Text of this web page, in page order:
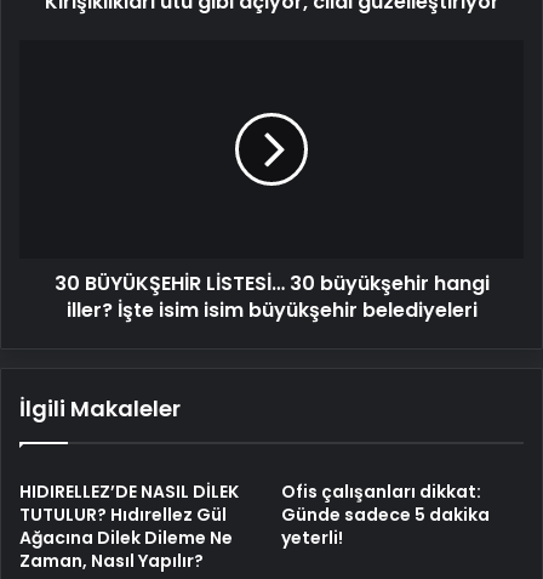
büyükşehir
30 BÜYÜKŞEHİR LİSTESİ… 30 büyükşehir hangi
iller? İşte isim isim büyükşehir belediyeleri
İlgili Makaleler
HIDIRELLEZ’DE NASIL DİLEK
TUTULUR? Hıdırellez Gül
Ağacına Dilek Dileme Ne
Zaman, Nasıl Yapılır?
Ofis çalışanları dikkat:
Günde sadece 5 dakika
yeterli!